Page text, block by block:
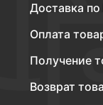
Доставка
Оплата
Получение
Возврат